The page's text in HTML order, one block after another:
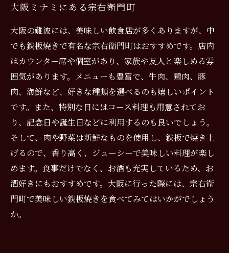
大阪ミナミにある宗右衛門町
大阪の難波には、美味しい飲食店が多くありますが、中
でも鉄板焼きで有名な宗右衛門町はおすすめです。店内
はカウンター席や個室があり、家族や友人と楽しめる雰
囲気があります。メニューも豊富で、牛肉、鶏肉、豚
肉、海鮮など、好きな種類を選べるのも嬉しいポイント
です。また、特別な日にはコース料理も用意されてお
り、記念日や誕生日などに利用するのも良いでしょう。
そして、肉や野菜は新鮮なものを使用し、鉄板で焼き上
げるので、香り高く、ジューシーで美味しい料理が楽し
めます。食事だけでなく、お酒も充実しているため、お
酒好きにもおすすめです。大阪に行った際には、宗右衛
門町で美味しい鉄板焼きを食べてみてはいかがでしょう
か。